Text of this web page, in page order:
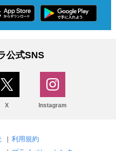
公式SNS
X Instagram
| 利用規約